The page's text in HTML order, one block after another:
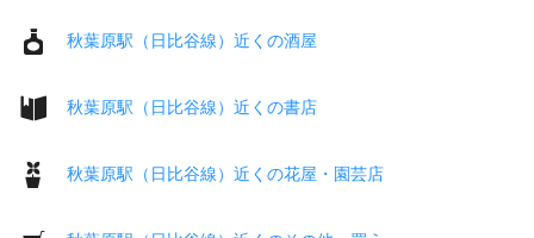
秋葉原駅（日比谷線）近くの酒屋
秋葉原駅（日比谷線）近くの書店
秋葉原駅（日比谷線）近くの花屋・園芸店